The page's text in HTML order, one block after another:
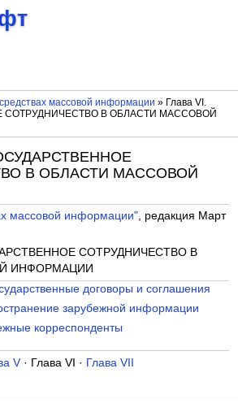
массовой информации » Глава VI.
СОТРУДНИЧЕСТВО В ОБЛАСТИ МАССОВОЙ
В ОБЛАСТИ МАССОВОЙ
массовой информации", редакция Март
СОТРУДНИЧЕСТВО В
ИНФОРМАЦИИ
договоры и соглашения
зарубежной информации
корреспонденты
V· Глава VI · Глава VII